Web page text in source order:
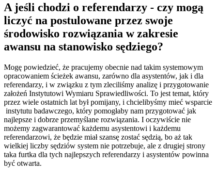
A jeśli chodzi o referendarzy - czy mogą
liczyć na postulowane przez swoje
środowisko rozwiązania w zakresie
awansu na stanowisko sędziego?
Mogę powiedzieć, że pracujemy obecnie nad takim systemowym
opracowaniem ścieżek awansu, zarówno dla asystentów, jak i dla
referendarzy, i w związku z tym zleciliśmy analizę i przygotowanie
założeń Instytutowi Wymiaru Sprawiedliwości. To jest temat, który
przez wiele ostatnich lat był pomijany, i chcielibyśmy mieć wsparcie
instytutu badawczego, który pomogłaby nam przygotować jak
najlepsze i dobrze przemyślane rozwiązania. I oczywiście nie
możemy zagwarantować każdemu asystentowi i każdemu
referendarzowi, że będzie miał szansę zostać sędzią, bo aż tak
wielkiej liczby sędziów system nie potrzebuje, ale z drugiej strony
taka furtka dla tych najlepszych referendarzy i asystentów powinna
być otwarta.